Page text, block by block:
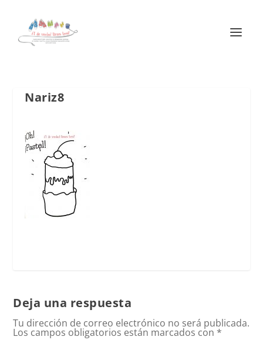
Nariz8
Deja una respuesta
Tu dirección de correo electrónico no será publicada.
Los campos obligatorios están marcados con *